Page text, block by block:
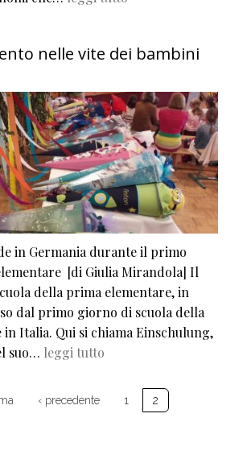
nelle vite dei bambini
in Germania durante il primo
[di Giulia Mirandola] Il
della prima elementare, in
dal primo giorno di scuola della
Italia. Qui si chiama Einschulung,
suo… leggi tutto
Prima pagina
‹ precedentePagina precedente
1 2